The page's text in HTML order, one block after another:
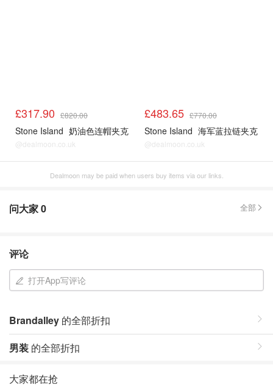
£317.90 £820.00
Stone Island 奶油色连帽夹克
@dealmoon.co.uk
£483.65 £770.00
Stone Island 海军蓝拉链夹克
@dealmoon.co.uk
Dealmoon may be paid when users buy items via our links.
问大家0 全部
评论
打开App写评论
Brandalley 的全部折扣
男装 的全部折扣
大家都在抢